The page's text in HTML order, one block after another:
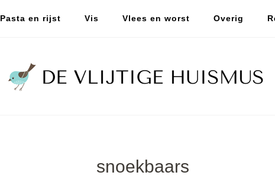
Pasta en rijst Vis Vlees en worst Overig
snoekbaars